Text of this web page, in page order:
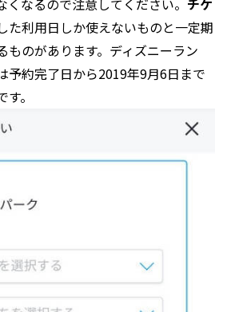
なるので注意してください。 チケ
た利用日しか使えないものと一定期
ものがあります。ディズニーラン
予約完了日から2019年9月6日まで
。